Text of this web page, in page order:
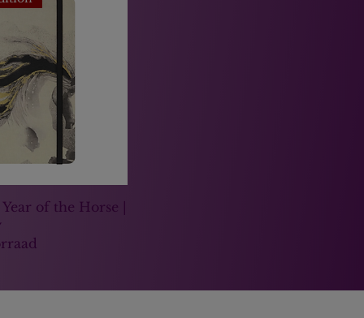
of the Horse |